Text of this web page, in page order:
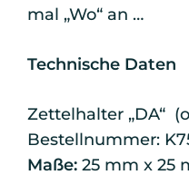
mal „Wo“ an …
Technische Daten
Zettelhalter „DA“
Bestellnummer:
Maße: 25 mm x 25